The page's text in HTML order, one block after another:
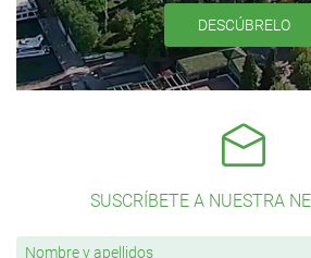
DESCÚBRELO
SUSCRÍBETE A NUESTRA